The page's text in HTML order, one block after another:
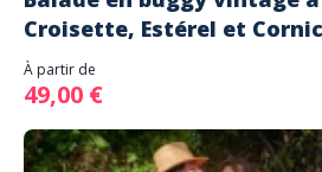
Croisette, Estérel et
À partir de
49,00 €